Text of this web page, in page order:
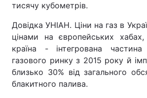
тисячу кубометрів.
Довідка УНІАН. Ціни на газ в
цінами на європейських
країна - інтегрована частина
газового ринку з 2015 року й
близько 30% від загального
блакитного палива.